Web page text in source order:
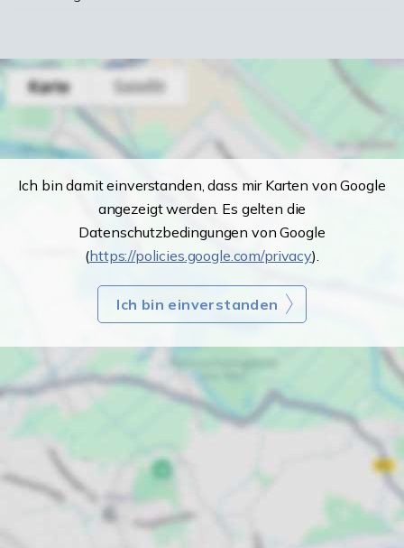
Ich bin damit einverstanden, dass mir Karten von Google
angezeigt werden. Es gelten die
Datenschutzbedingungen von Google
(https://policies.google.com/privacy).
Ich bin einverstanden